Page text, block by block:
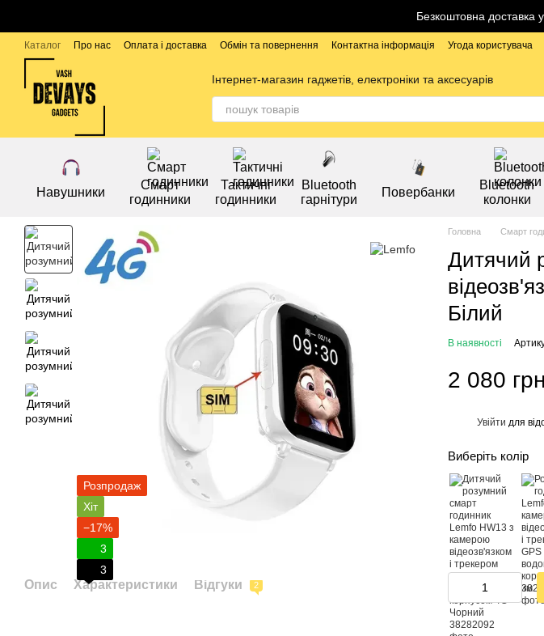
Безкоштовна доставка
Каталог Про нас Оплата і доставка Обмін та повернення Контактна інформація Угода користувача
Бренди
Інтернет-магазин гаджетів, електроніки та аксесуарів
Навушники
Смарт
годинники
Тактичні
годинники
Bluetooth
гарнітури
Повербанки
Bluetooth
колонки
Розпродаж
Хіт
−17%
3
3
Опис Характеристики Відгуки 2
Головна Смарт
Дитячий
Білий
В наявності
2 080 грн
Увійти для
Виберіть колір